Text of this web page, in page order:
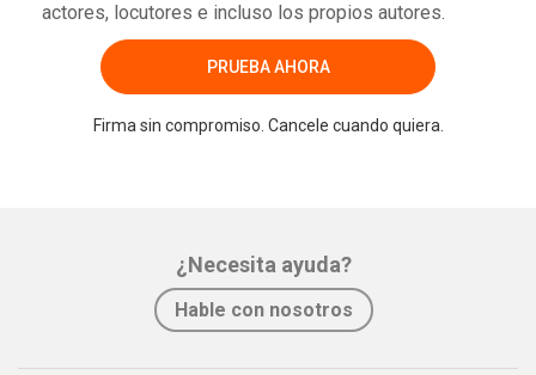
actores, locutores e incluso los propios autores.
PRUEBA AHORA
Firma sin compromiso. Cancele cuando quiera.
¿Necesita ayuda?
Hable con nosotros